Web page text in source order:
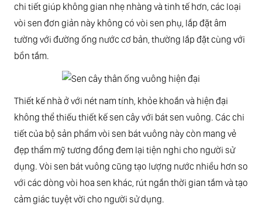
chi tiết giúp không gian nhẹ nhàng và tinh tế hơn, các loại
vòi sen đơn giản này không có vòi sen phụ, lắp đặt âm
tường với đường ống nước cơ bản, thường lắp đặt cùng với
bồn tắm.
Thiết kế nhà ở với nét nam tính, khỏe khoắn và hiện đại
không thể thiếu thiết kế sen cây với bát sen vuông. Các chi
tiết của bộ sản phẩm vòi sen bát vuông này còn mang vẻ
đẹp thẩm mỹ tương đồng đem lại tiện nghi cho người sử
dụng. Vòi sen bát vuông cũng tạo lượng nước nhiều hơn so
với các dòng vòi hoa sen khác, rút ngắn thời gian tắm và tạo
cảm giác tuyệt vời cho người sử dụng.